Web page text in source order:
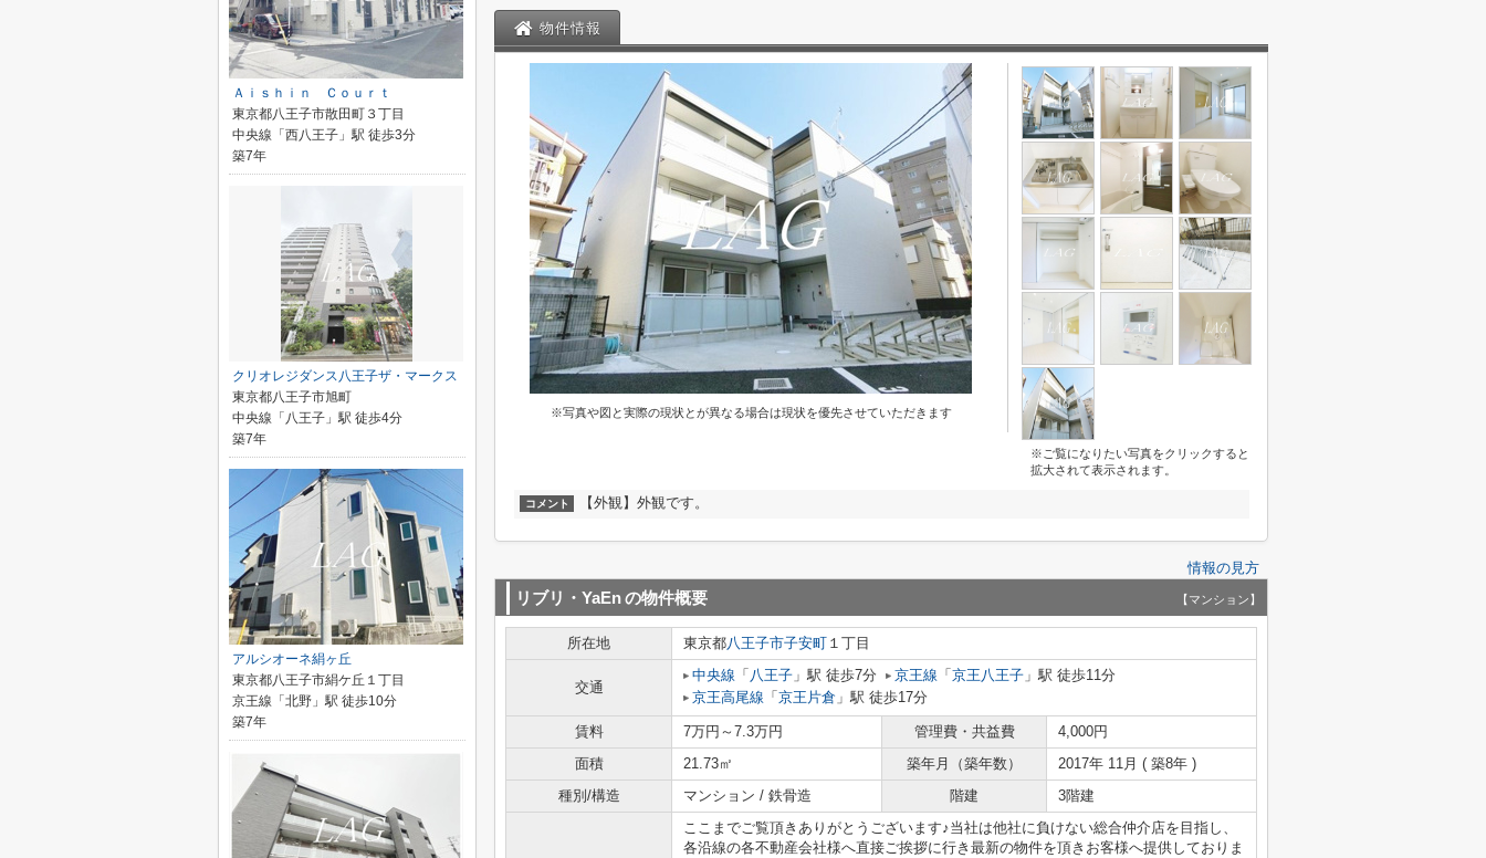
物件情報
※写真や図と実際の現状とが異なる場合は現状を優先させていただきます
※ご覧になりたい写真をクリックすると
拡大されて表示されます。
コメント 【外観】外観です。
情報の見方
リブリ・YaEnの物件概要 【マンション】
所在地 東京都八王子市子安町 １丁目
交通
中央線 「 八王子 」駅 徒歩7分 京王線 「 京王八王子 」駅 徒歩11分
京王高尾線 「 京王片倉 」駅 徒歩17分
賃料 7万円～7.3万円 管理費・共益費
4,000円
面積
21.73㎡ 築年月（築年数）
2017年 11月 ( 築8年 )
種別/構造
マンション / 鉄骨造 階建 3階建
ここまでご覧頂きありがとうございます♪当社は他社に負けない総合仲介店を目指し、
各沿線の各不動産会社様へ直接ご挨拶に行き最新の物件を頂きお客様へ提供しておりま
Ａｉｓｈｉｎ Ｃｏｕｒｔ
東京都八王子市散田町３丁目
中央線「西八王子」駅 徒歩3分
築7年
クリオレジダンス八王子ザ・マークス
東京都八王子市旭町
中央線「八王子」駅 徒歩4分
築7年
アルシオーネ絹ヶ丘
東京都八王子市絹ケ丘１丁目
京王線「北野」駅 徒歩10分
築7年